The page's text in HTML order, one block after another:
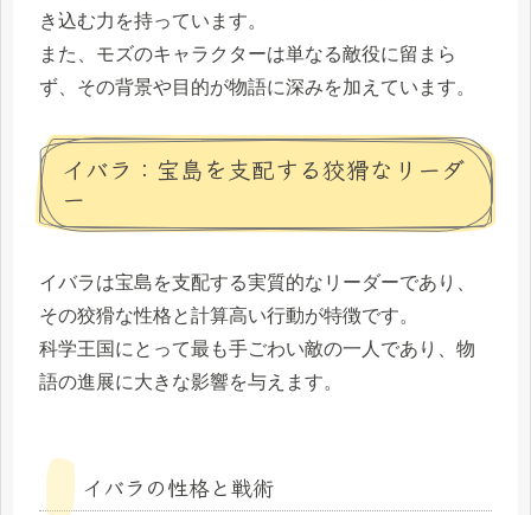
き込む力を持っています。
また、モズのキャラクターは単なる敵役に留まら
ず、その背景や目的が物語に深みを加えています。
イバラ：宝島を支配する狡猾なリーダ
ー
イバラは宝島を支配する実質的なリーダーであり、
その狡猾な性格と計算高い行動が特徴です。
科学王国にとって最も手ごわい敵の一人であり、物
語の進展に大きな影響を与えます。
イバラの性格と戦術